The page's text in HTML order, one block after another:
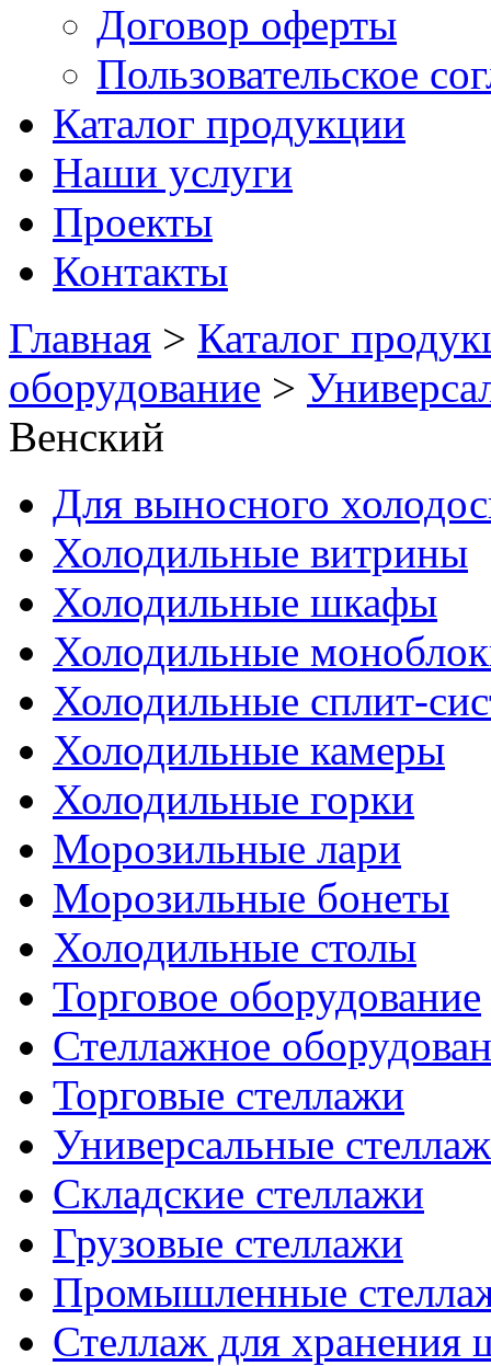
Договор оферты
Пользовательское
Каталог продукции
Наши услуги
Проекты
Контакты
Главная > Каталог
оборудование >
Венский
Для выносного
Холодильные витрины
Холодильные шкафы
Холодильные
Холодильные сплит-
Холодильные камеры
Холодильные горки
Морозильные лари
Морозильные бонеты
Холодильные столы
Торговое оборудование
Стеллажное
Торговые стеллажи
Универсальные
Складские стеллажи
Грузовые стеллажи
Промышленные
Стеллаж для хранения